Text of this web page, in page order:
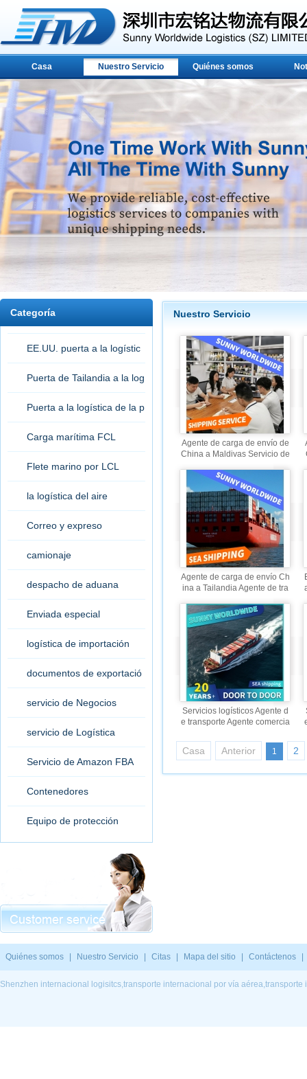
Casa Nuestro Servicio Quiénes somos
Categoría
EE.UU. puerta a la logístic
a de la puerta
Puerta de Tailandia a la log
ística de la puerta
Puerta a la logística de la p
uertaCarga marítima FCL
Flete marino por LCL
la logística del aire
Correo y expreso
camionaje
despacho de aduana
Enviada especial
logística de importación
documentos de exportació
servicio de Negocios
servicio de Logística
Servicio de Amazon FBA
Contenedores
Equipo de protección
Nuestro Servicio
Agente de carga de envío de
China a Maldivas Servicio de
ente de transporte marítimo
Agente de carga de envío Ch
ina a Tailandia Agente de tra
envío de consolidación
Servicios logísticos Agente d
e transporte Agente comercia
o expreso puerta a puerta
Casa Anterior 1 2
Quiénes somos Nuestro Servicio Citas Mapa del sitio Contáctenos
Shenzhen internacional logisitcs,transporte internacional por vía